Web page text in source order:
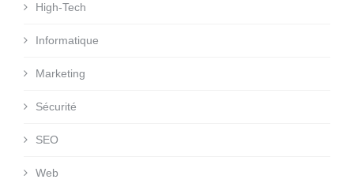
High-Tech
Informatique
Marketing
Sécurité
SEO
Web